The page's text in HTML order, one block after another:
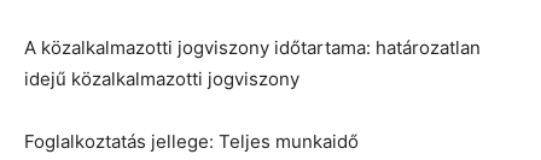
A közalkalmazotti jogviszony időtartama: határozatlan
idejű közalkalmazotti jogviszony
Foglalkoztatás jellege: Teljes munkaidő